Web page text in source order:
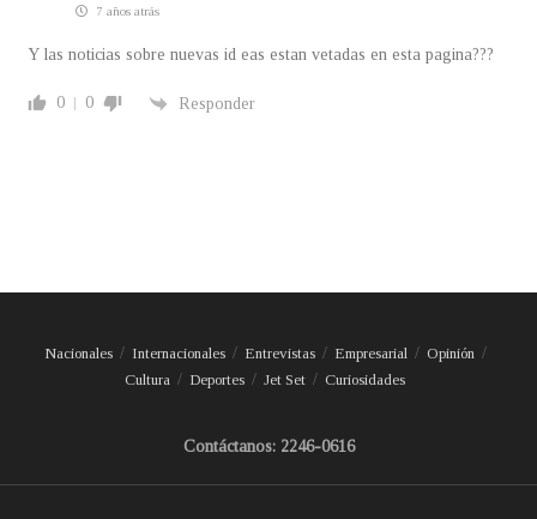
7 años atrás
Y las noticias sobre nuevas id eas estan vetadas en esta pagina???
0 0 Responder
Nacionales Internacionales Entrevistas Empresarial
Opinión
Cultura
Deportes Jet Set Curiosidades
Contáctanos: 2246-0616